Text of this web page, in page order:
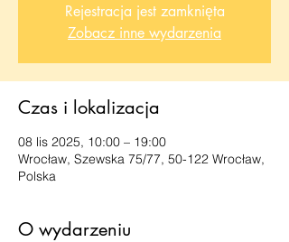
Rejestracja jest zamknięta
Zobacz inne wydarzenia
Czas i lokalizacja
08 lis 2025, 10:00 – 19:00
Wrocław, Szewska 75/77, 50-122 Wrocław,
Polska
O wydarzeniu